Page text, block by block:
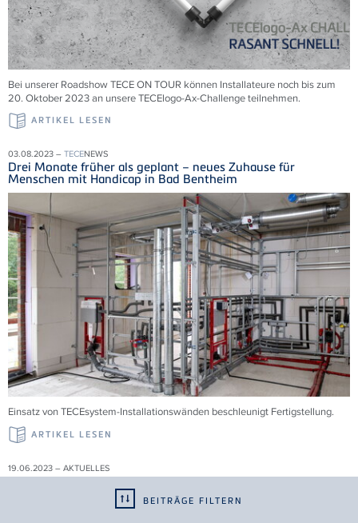
BEITRÄGE FILTERN
Bei unserer RoadshowTECEON TOUR können Installateure noch bis zum
20. Oktober 2023 an unsereTECElogo-Ax-Challenge teilnehmen.
ARTIKEL LESEN
03.08.2023 – TECENEWS
Drei Monate früher als geplant – neues Zuhause für
Menschen mit Handicap in Bad Bentheim
Einsatz von TECEsystem-Installationswänden beschleunigt Fertigstellung.
ARTIKEL LESEN
19.06.2023 – AKTUELLES
Erweiterung der EN 1253 "Abläufe für Gebäude"